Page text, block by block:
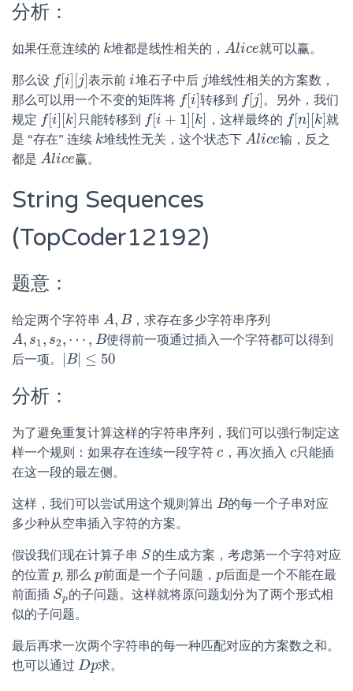
分析：
如果任意连续的 k
k堆都是线性相关的，Alice
Alice 就可以赢。
那么设 f[i] [j]
f[ ] ] 表示前 i
i 堆石子中后 j
j 堆线性相关的方案数，
那么可以用一个不变的矩阵将 f[i]
f[ ] 转移到 f[j]
f[ j] 。另外，我们
规定 f[i] [k]
f[ ] k] 只能转移到 f[i + 1] [k]
f[ + 1][ k ，这样最终的 f[n] [k]
f[ n] k] 就
是 “存在” 连续 k
k堆线性无关，这个状态下Alice
Alice 输，反之
都是 Alice
Alice 赢。
String Sequences
(TopCoder12192)
题意：
给定两个字符串 A, B
A,B ，求存在多少字符串序列
A, s1, s2, ⋯ , B
A,s1, s 2,⋯ B
使得前一项通过插入一个字符都可以得到
后一项。
B| ≤ 50
B| 50
分析：
为了避免重复计算这样的字符串序列，我们可以强行制定这
样一个规则：如果存在连续一段字符 c
c ，再次插入 c
c只能插
在这一段的最左侧。
这样，我们可以尝试用这个规则算出 B
B的每一个子串对应
多少种从空串插入字符的方案。
假设我们现在计算子串 S
S 的生成方案，考虑第一个字符对应
的位置 p
p, 那么p
p前面是一个子问题， p
p后面是一个不能在最
前面插 Sp
Sp的子问题。这样就将原问题划分为了两个形式相
似的子问题。
最后再求一次两个字符串的每一种匹配对应的方案数之和。
也可以通过 Dp
Dp求。